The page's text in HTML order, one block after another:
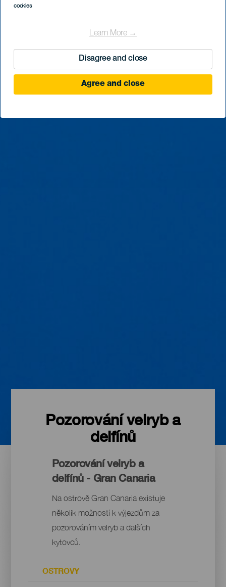
cookies
Learn More →
Disagree and close
Agree and close
Pozorování velryb a
delfínů
Pozorování velryb a
delfínů - Gran Canaria
Na ostrově Gran Canaria existuje
několik možností k výjezdům za
pozorováním velryb a dalších
kytovců.
OSTROVY